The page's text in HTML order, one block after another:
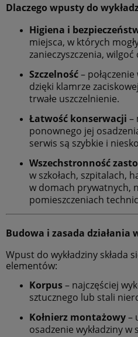
Dlaczego wpusty do
Higiena i
miejsca, w których
zanieczyszczenia, wilgoć
Szczelność–
dzięki klamrze
trwałe uszczelnienie.
Łatwość konserwacji –
ponownego jej
serwis są szybkie i
Wszechstronność
w szkołach, szpitalach,
w domach prywatnych,
pomieszczeniach
Budowa i zasada działania
Wpust do wykładziny składa
elementów:
Korpus– najczęściej
sztucznego lub stali
Kołnierz montażowy–
osadzenie wykładziny